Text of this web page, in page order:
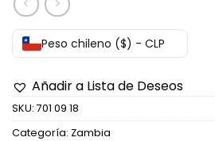
Peso chileno ($) - CLP
Añadir a Lista de Deseos
SKU: 701 09 18
Categoría: Zambia